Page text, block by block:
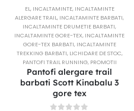
EL, INCALTAMINTE, INCALTAMINTE
ALERGARE TRAIL, INCALTAMINTE BARBATI,
INCALTAMINTE DRUMETIE BARBATI,
INCALTAMINTE GORE-TEX, INCALTAMINTE
GORE-TEX BARBATI, INCALTAMINTE
TREKKING BARBATI, LICHIDARE DE STOC,
PANTOFI TRAIL RUNNING, PROMOTII
Pantofi alergare trail
barbati Scott Kinabalu 3
gore tex